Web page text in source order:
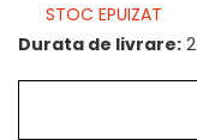
STOC EPUIZAT
Durata de livrare: